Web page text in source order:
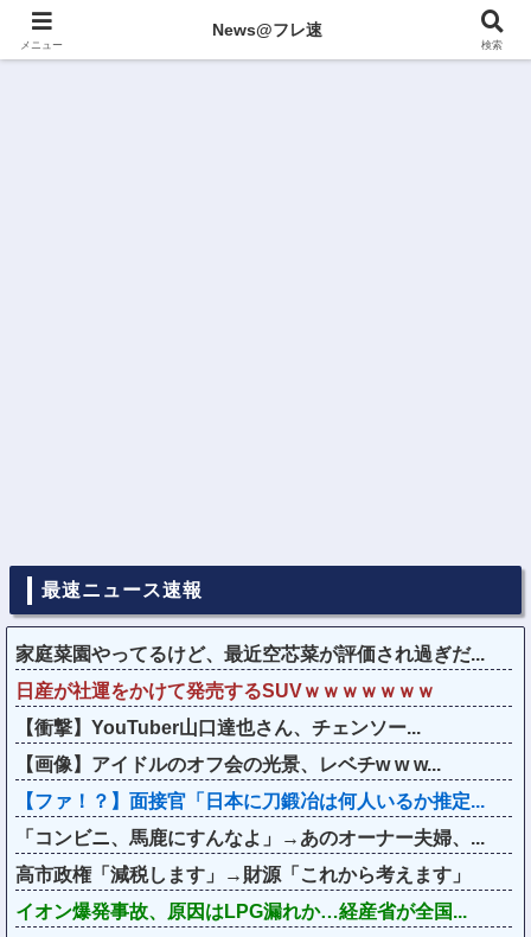
最速ニュース速報
家庭菜園やってるけど、最近空芯菜が評価され過ぎだ...
日産が社運をかけて発売するSUVｗｗｗｗｗｗｗ
【衝撃】YouTuber山口達也さん、チェンソー...
【画像】アイドルのオフ会の光景、レベチw w w...
【ファ！？】面接官「日本に刀鍛冶は何人いるか推定...
「コンビニ、馬鹿にすんなよ」→あのオーナー夫婦、...
高市政権「減税します」→財源「これから考えます」
イオン爆発事故、原因はLPG漏れか…経産省が全国...
メニュー
News@フレ速
検索